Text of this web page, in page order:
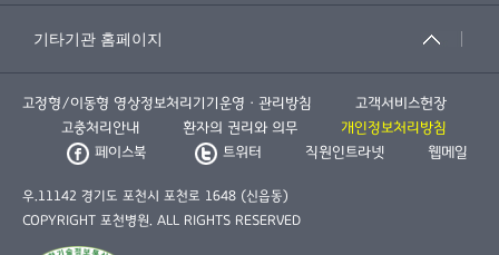
고정형/이동형 영상정보처리기기운영ㆍ관리방침
고객서비스헌장
고충처리안내
환자의 권리와 의무
개인정보처리방침
페이스북
트위터 직원인트라넷 웹메일
우.11142 경기도 포천시 포천로 1648 (신읍동)
COPYRIGHT 포천병원. ALL RIGHTS RESERVED